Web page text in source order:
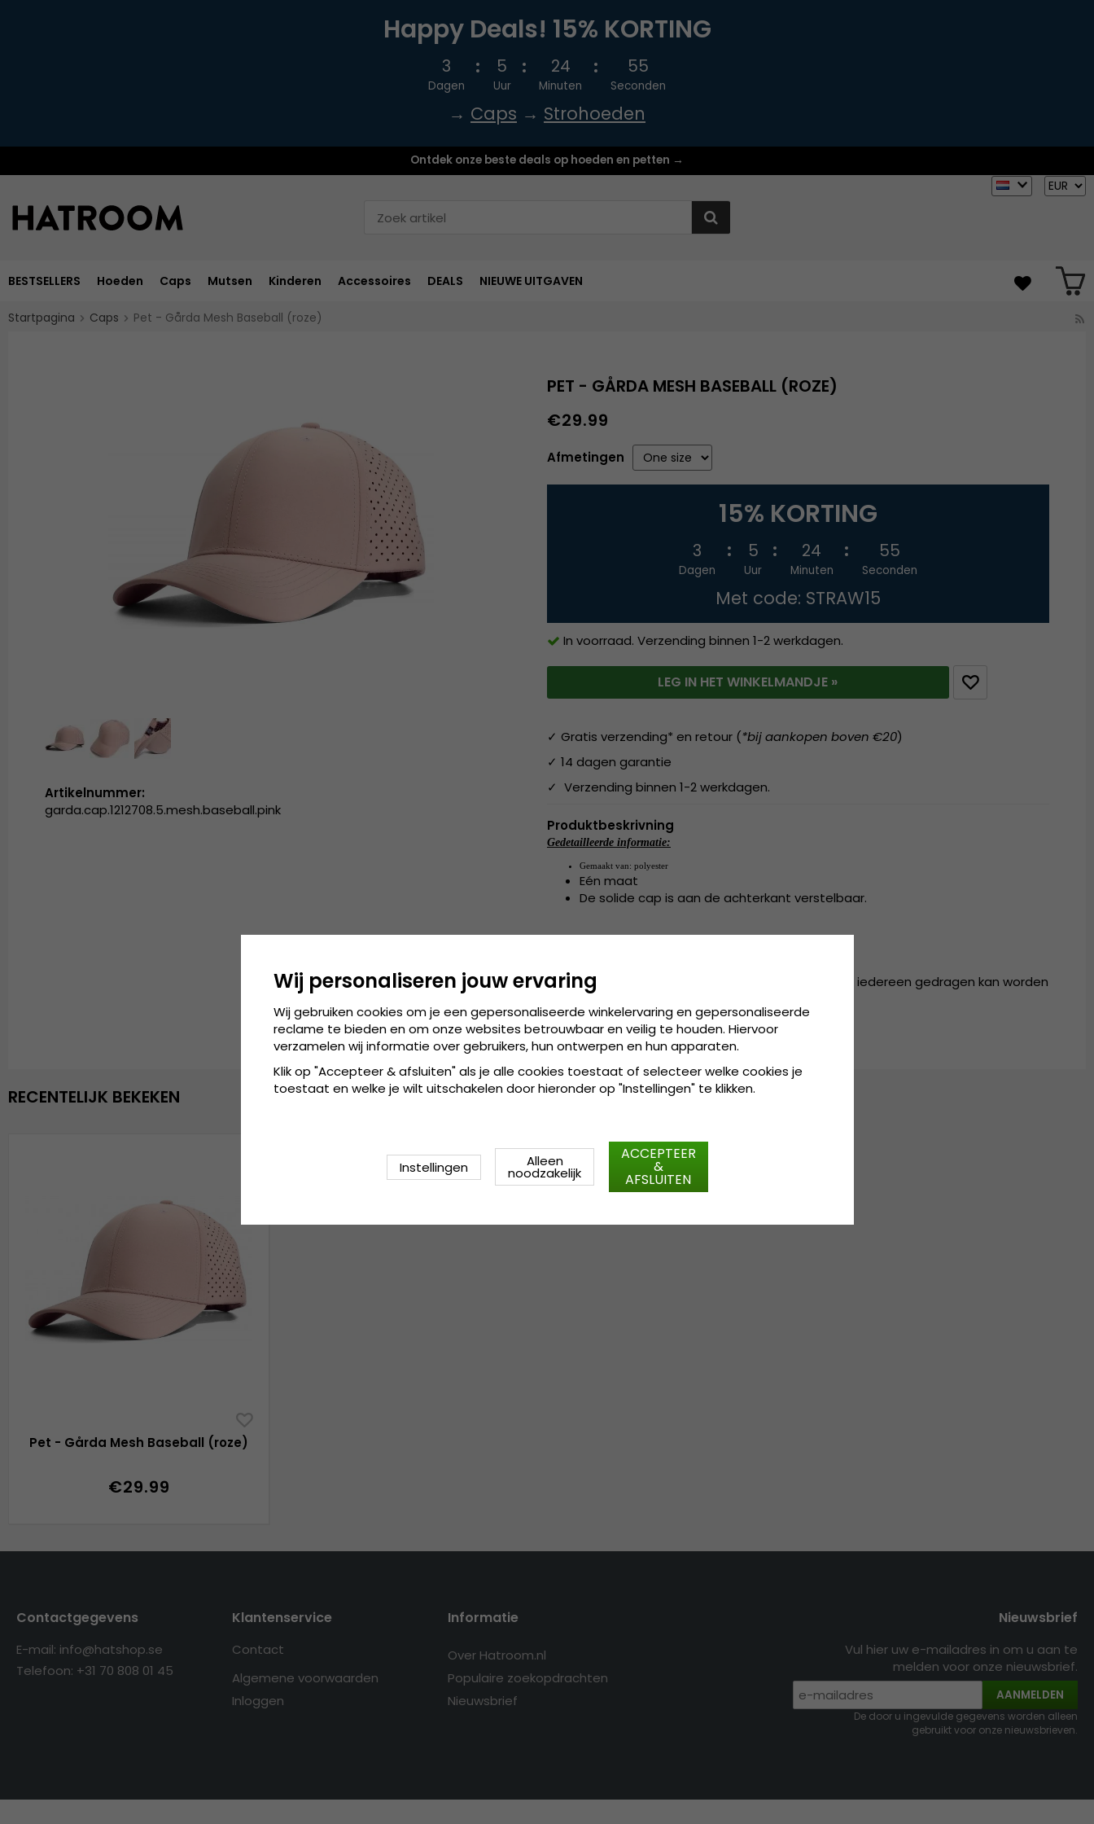
Happy Deals! 15% KORTING
3
Dagen
5
Uur
24
Minuten
54
Seconden
→ Caps → Strohoeden
Ontdek onze beste deals op hoeden en petten →
BESTSELLERS Hoeden Caps Mutsen Kinderen Accessoires DEALS NIEUWE UITGAVEN
Startpagina Caps Pet - Gårda Mesh Baseball (roze)
PET - GÅRDA MESH BASEBALL (ROZE)
€29.99
Afmetingen
15% KORTING
3
Dagen
5
Uur
24
Minuten
54
Seconden
Met code: STRAW15
In voorraad. Verzending binnen 1-2 werkdagen.
LEG IN HET WINKELMANDJE »
✓ Gratis verzending* en retour (*bij aankopen boven €20)
✓ 14 dagen garantie
✓ Verzending binnen 1-2 werkdagen.
Produktbeskrivning
Gedetailleerde informatie:
Gemaakt van: polyester
Eén maat
De solide cap is aan de achterkant verstelbaar.
Gemaakt van:
Maattabel: de cap is verkrijgbaar in één maat, die door iedereen gedragen kan worden
Artikelnummer:
garda.cap.1212708.5.mesh.baseball.pink
RECENTELIJK BEKEKEN
Pet - Gårda Mesh Baseball (roze)
€29.99
Contactgegevens
E-mail: info@hatshop.se
Telefoon: +31 70 808 01 45
Klantenservice
Contact
Algemene voorwaarden
Inloggen
Informatie
Over Hatroom.nl
Populaire zoekopdrachten
Nieuwsbrief
Nieuwsbrief
Vul hier uw e-mailadres in om u aan te
melden voor onze nieuwsbrief.
AANMELDEN
De door u ingevulde gegevens worden alleen
gebruikt voor onze nieuwsbrieven.
Wij personaliseren jouw ervaring
Wij gebruiken cookies om je een gepersonaliseerde winkelervaring en gepersonaliseerde
reclame te bieden en om onze websites betrouwbaar en veilig te houden. Hiervoor
verzamelen wij informatie over gebruikers, hun ontwerpen en hun apparaten.
Klik op "Accepteer & afsluiten" als je alle cookies toestaat of selecteer welke cookies je
toestaat en welke je wilt uitschakelen door hieronder op "Instellingen" te klikken.
Instellingen Alleen
noodzakelijk
ACCEPTEER
&
AFSLUITEN